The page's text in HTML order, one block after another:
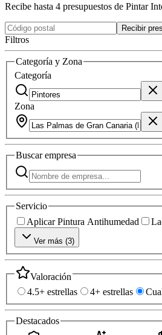
Recibe hasta 4 presupuestos de Pintar
Recibir
Filtros
Categoría y Zona
Categoría
Zona
Buscarempresa
Servicio
Aplicar Pintura Antihumedad
Ver más (3)
Valoración
4.5+ estrellas
4+ estrellas
Destacados